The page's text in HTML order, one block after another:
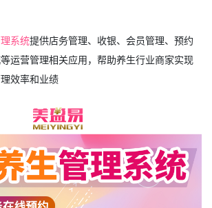
系统提供店务管理、收银、会员管理、预约
运营管理相关应用，帮助养生行业商家实现
效率和业绩